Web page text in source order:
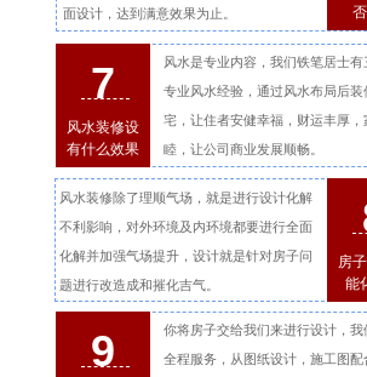
风水装修除了理顺气场，就是进行设计化解
不利影响，对外环境及内环境都要进行全面
化解并加强气场提升，设计就是针对房子问
题进行改造成和摧化吉气。
房
能
风水是专业内容，我们铁笔居士有
专业风水经验，通过风水布局后装
宅，让住者安健幸福，财运丰厚，
睦，让公司商业发展顺畅。
7
风水装修设
有什么效果
9
你将房子交给我们来进行设计，我
全程服务，从图纸设计，施工图配
面设计，达到满意效果为止。